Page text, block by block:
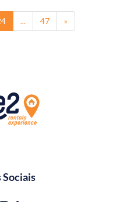
(current)
... 47 »
Sociais